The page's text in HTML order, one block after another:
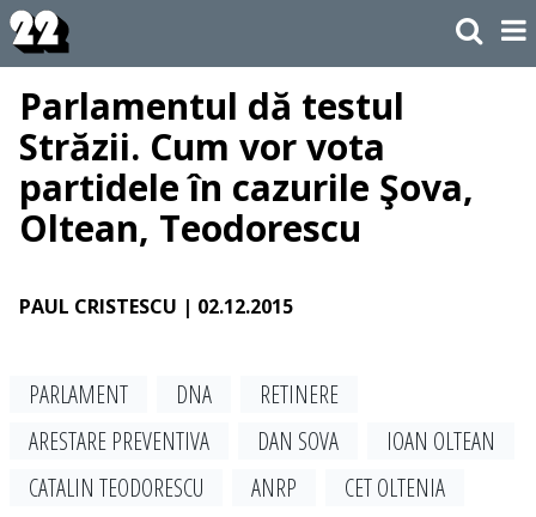
Parlamentul dă testul
Străzii. Cum vor vota
partidele în cazurile Şova,
Oltean, Teodorescu
PAUL CRISTESCU | 02.12.2015
PARLAMENT DNA
RETINERE
ARESTARE PREVENTIVA
DAN SOVA
IOAN OLTEAN
CATALIN TEODORESCU
ANRP
CET OLTENIA